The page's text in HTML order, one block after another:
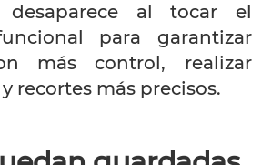
al tocar el
para garantizar
más control, realizar
recortes más precisos.